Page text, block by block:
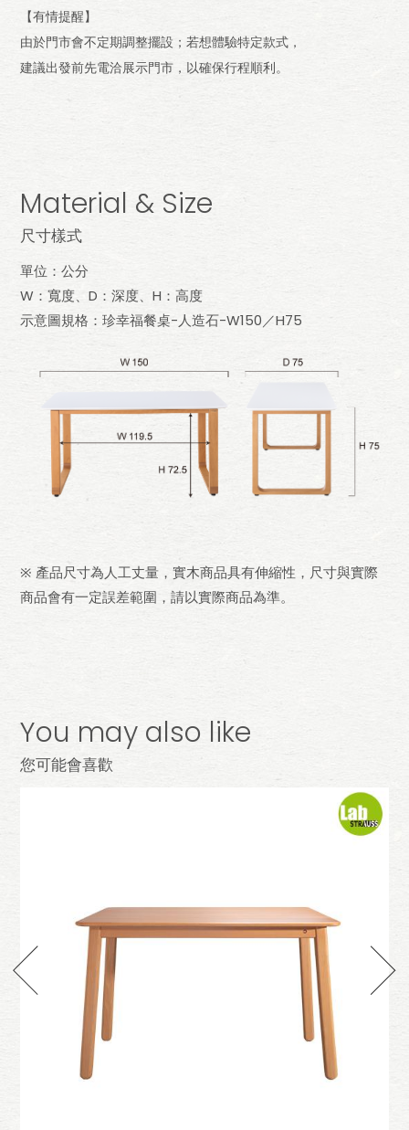
【有情提醒】
由於門市會不定期調整擺設；若想體驗特定款式，
建議出發前先電洽展示門市，以確保行程順利。
Material & Size
尺寸樣式
單位：公分
W：寬度、D：深度、H：高度
示意圖規格：珍幸福餐桌-人造石-W150／H75
※ 產品尺寸為人工丈量，實木商品具有伸縮性，尺寸與實際
商品會有一定誤差範圍，請以實際商品為準。
You may also like
您可能會喜歡